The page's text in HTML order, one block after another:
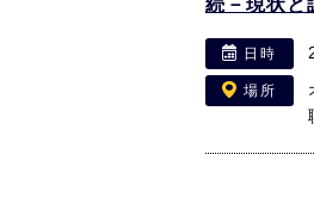
続－現状と
日時
場所